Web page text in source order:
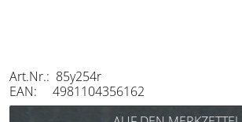
Messer / Klingen
Feather
Art.Nr.: 85y254r
EAN: 4981104356162